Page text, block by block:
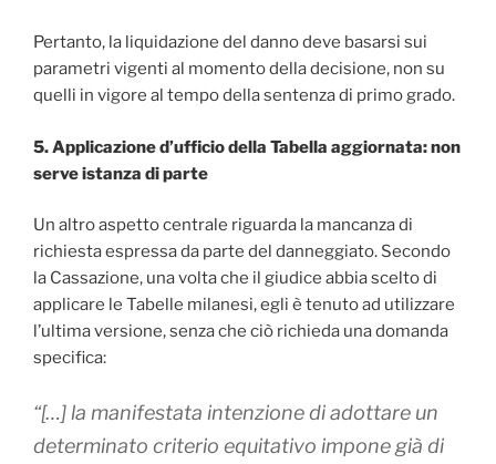
Pertanto, la liquidazione del danno deve basarsi sui
parametri vigenti al momento della decisione, non su
quelli in vigore al tempo della sentenza di primo grado.
5. Applicazione d’ufficio della Tabella aggiornata: non
serve istanza di parte
Un altro aspetto centrale riguarda la mancanza di
richiesta espressa da parte del danneggiato. Secondo
la Cassazione, una volta che il giudice abbia scelto di
applicare le Tabelle milanesi, egli è tenuto ad utilizzare
l’ultima versione, senza che ciò richieda una domanda
specifica:
“[…] la manifestata intenzione di adottare un
determinato criterio equitativo impone già di